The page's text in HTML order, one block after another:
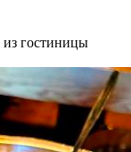
гостиницы